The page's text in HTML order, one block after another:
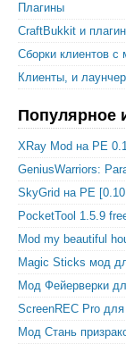
Плагины
CraftBukkit и
Сборки клиентов с
Клиенты, и
Популярное
XRay Mod на PE
GeniusWarriors:
SkyGrid на PE
PocketTool 1.5.9
Mod my beautiful
Magic Sticks мод
Мод Фейерверки
ScreenREC Pro
Мод Стань